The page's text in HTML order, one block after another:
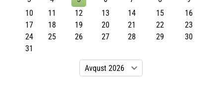
10
11 12 13 14 15
16
17
18 19 20 21 22
23
24
25 26 27 28 29
30
31